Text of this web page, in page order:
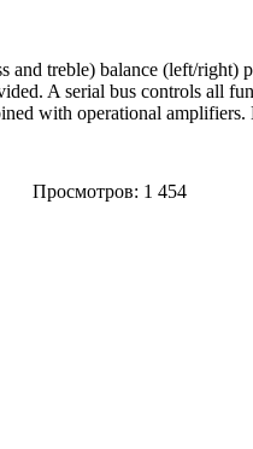
and treble) balance (left/right)
A serial bus controls all
with operational
Просмотров: 1 454